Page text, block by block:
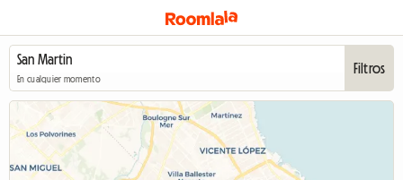
En cualquier momento
Filtros